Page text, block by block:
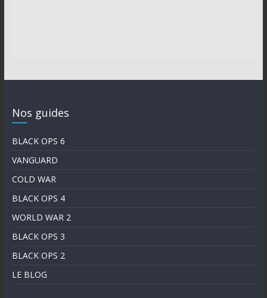
Nos guides
BLACK OPS 6
VANGUARD
COLD WAR
BLACK OPS 4
WORLD WAR 2
BLACK OPS 3
BLACK OPS 2
LE BLOG